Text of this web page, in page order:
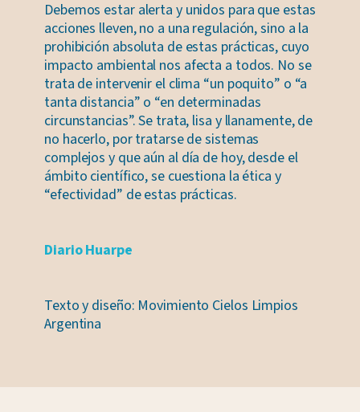
Debemos estar alerta y unidos para que estas
acciones lleven, no a una regulación, sino a la
prohibición absoluta de estas prácticas, cuyo
impacto ambiental nos afecta a todos. No se
trata de intervenir el clima “un poquito” o “a
tanta distancia” o “en determinadas
circunstancias”. Se trata, lisa y llanamente, de
no hacerlo, por tratarse de sistemas
complejos y que aún al día de hoy, desde el
ámbito científico, se cuestiona la ética y
“efectividad” de estas prácticas.
Diario Huarpe
Texto y diseño: Movimiento Cielos Limpios
Argentina